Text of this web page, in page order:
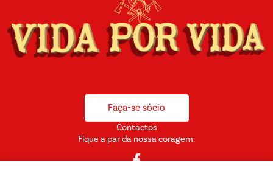
Faça-se sócio
Contactos
Fique a par da nossa coragem: